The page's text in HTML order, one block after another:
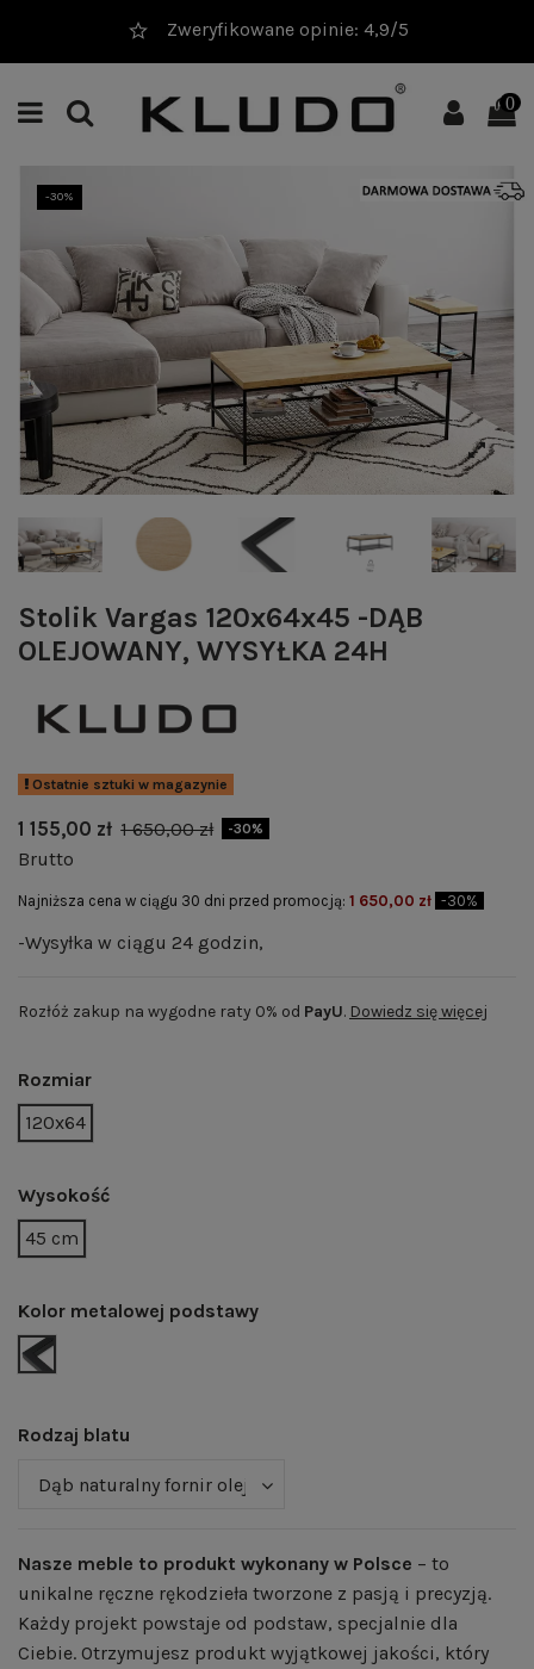
Zweryfikowane opinie: 4,9/5
0
-30%
Stolik Vargas 120x64x45 -DĄB
OLEJOWANY, WYSYŁKA 24H
Ostatnie sztuki w magazynie
1 155,00 zł 1 650,00 zł -30%
Brutto
Najniższa cena w ciągu 30 dni przed promocją: 1 650,00 zł -30%
-Wysyłka w ciągu 24 godzin,
Rozłóż zakup na wygodne raty 0% od PayU. Dowiedz się więcej
Rozmiar
120x64
Wysokość
45 cm
Kolor metalowej podstawy
CZARNY MAT | RAL 9005
Rodzaj blatu
Nasze meble to produkt wykonany w Polsce – to
unikalne ręczne rękodzieła tworzone z pasją i precyzją.
Każdy projekt powstaje od podstaw, specjalnie dla
Ciebie. Otrzymujesz produkt wyjątkowej jakości, który